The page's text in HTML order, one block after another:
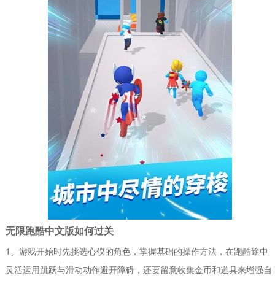
无限跑酷中文版如何过关
1、游戏开始时先挑选心仪的角色，掌握基础的操作方法，在跑酷途中
灵活运用跳跃与滑动动作避开障碍，还要留意收集金币和道具来增强自